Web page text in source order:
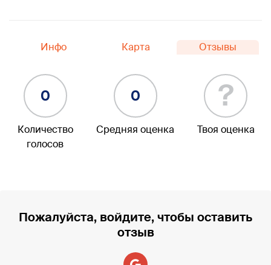
Инфо Карта Отзывы
0
Количество
голосов
0
Средняя оценка
?
Твоя оценка
Пожалуйста, войдите, чтобы оставить
отзыв